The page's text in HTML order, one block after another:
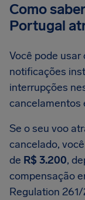
Como
Portugal
Você pode
notificações
interrupções
cancelamentos
Se o seu voo
cancelado,
de R$ 3.200,
compensação
Regulation